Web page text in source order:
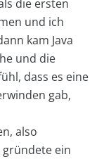
die ersten
und ich
kam Java
und die
dass es eine
gab,
also
gründete ein